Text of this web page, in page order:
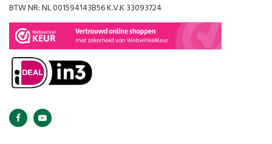
BTW NR: NL 001594143B56 K.V.K 33093724